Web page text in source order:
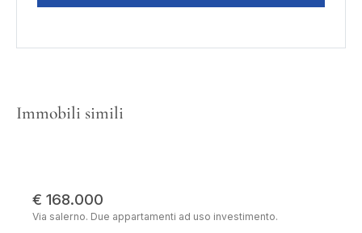
Immobili simili
€ 168.000
Via salerno. Due appartamenti ad uso investimento.